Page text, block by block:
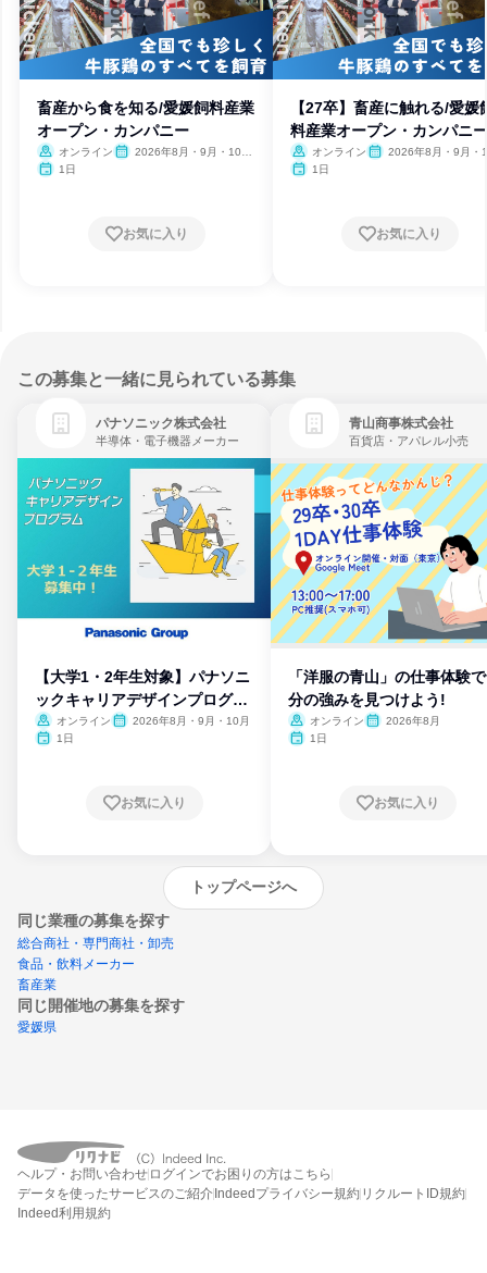
畜産から食を知る/愛媛飼料産業
オープン・カンパニー
オンライン
2026年8月・9月・10
1日
お気に入り
【27卒】畜産に触れる/愛媛
料産業オープン・カンパニー
オンライン
2026年8月・9月・
1日
お気に入り
この募集と一緒に見られている募集
パナソニック株式会社
半導体・電子機器メーカー
【大学1・2年生対象】パナソニ
ックキャリアデザインプログラ
ム
オンライン
2026年8月・9月・10月
1日
お気に入り
青山商事株式会社
百貨店・アパレル小売
「洋服の青山」の仕事体験
分の強みを見つけよう!
オンライン
2026年8月
1日
お気に入り
トップページへ
同じ業種の募集を探す
総合商社・専門商社・卸売
食品・飲料メーカー
畜産業
同じ開催地の募集を探す
愛媛県
エントリーするとプログラムの詳細案内を
受け取れるようになります
ヘルプ・お問い合わせ ログインでお困りの方はこちら
データを使ったサービスのご紹介 Indeedプライバシー規約 リクルートID規約
Indeed利用規約